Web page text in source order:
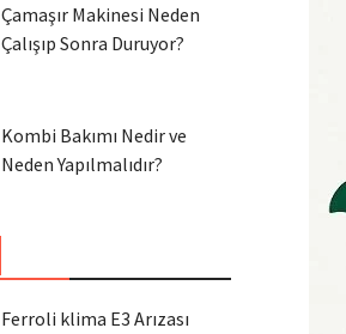
Çamaşır Makinesi Neden
Çalışıp Sonra Duruyor?
Kombi Bakımı Nedir ve
Neden Yapılmalıdır?
Ferroli klima E3 Arızası